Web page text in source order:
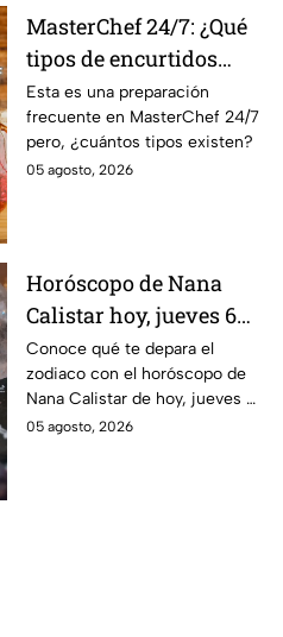
MasterChef 24/7: ¿Qué
tipos de encurtidos
hay?
Esta es una preparación
frecuente en MasterChef 24/7
pero, ¿cuántos tipos existen?
05 agosto, 2026
Horóscopo de Nana
Calistar hoy, jueves 6
de agosto: a estos
signos se les abren las
puertas del dinero
Conoce qué te depara el
zodiaco con el horóscopo de
Nana Calistar de hoy, jueves 6
de agosto. ¿Será dinero o
05 agosto, 2026